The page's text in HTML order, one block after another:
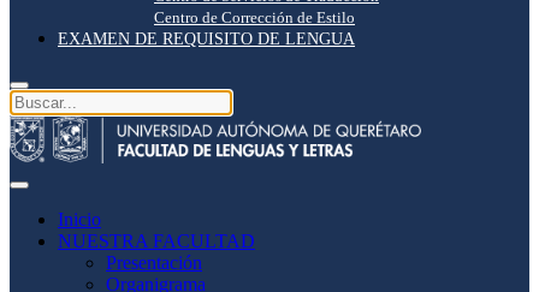
Centro de Corrección de Estilo
EXAMEN DE REQUISITO DE LENGUA
Inicio
NUESTRA FACULTAD
Presentación
Organigrama